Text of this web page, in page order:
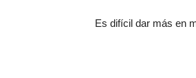
Es difícil dar más en